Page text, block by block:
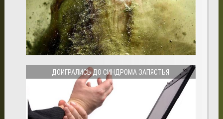
ДОИГРАЛИСЬ ДО СИНДРОМА ЗАПЯСТЬЯ